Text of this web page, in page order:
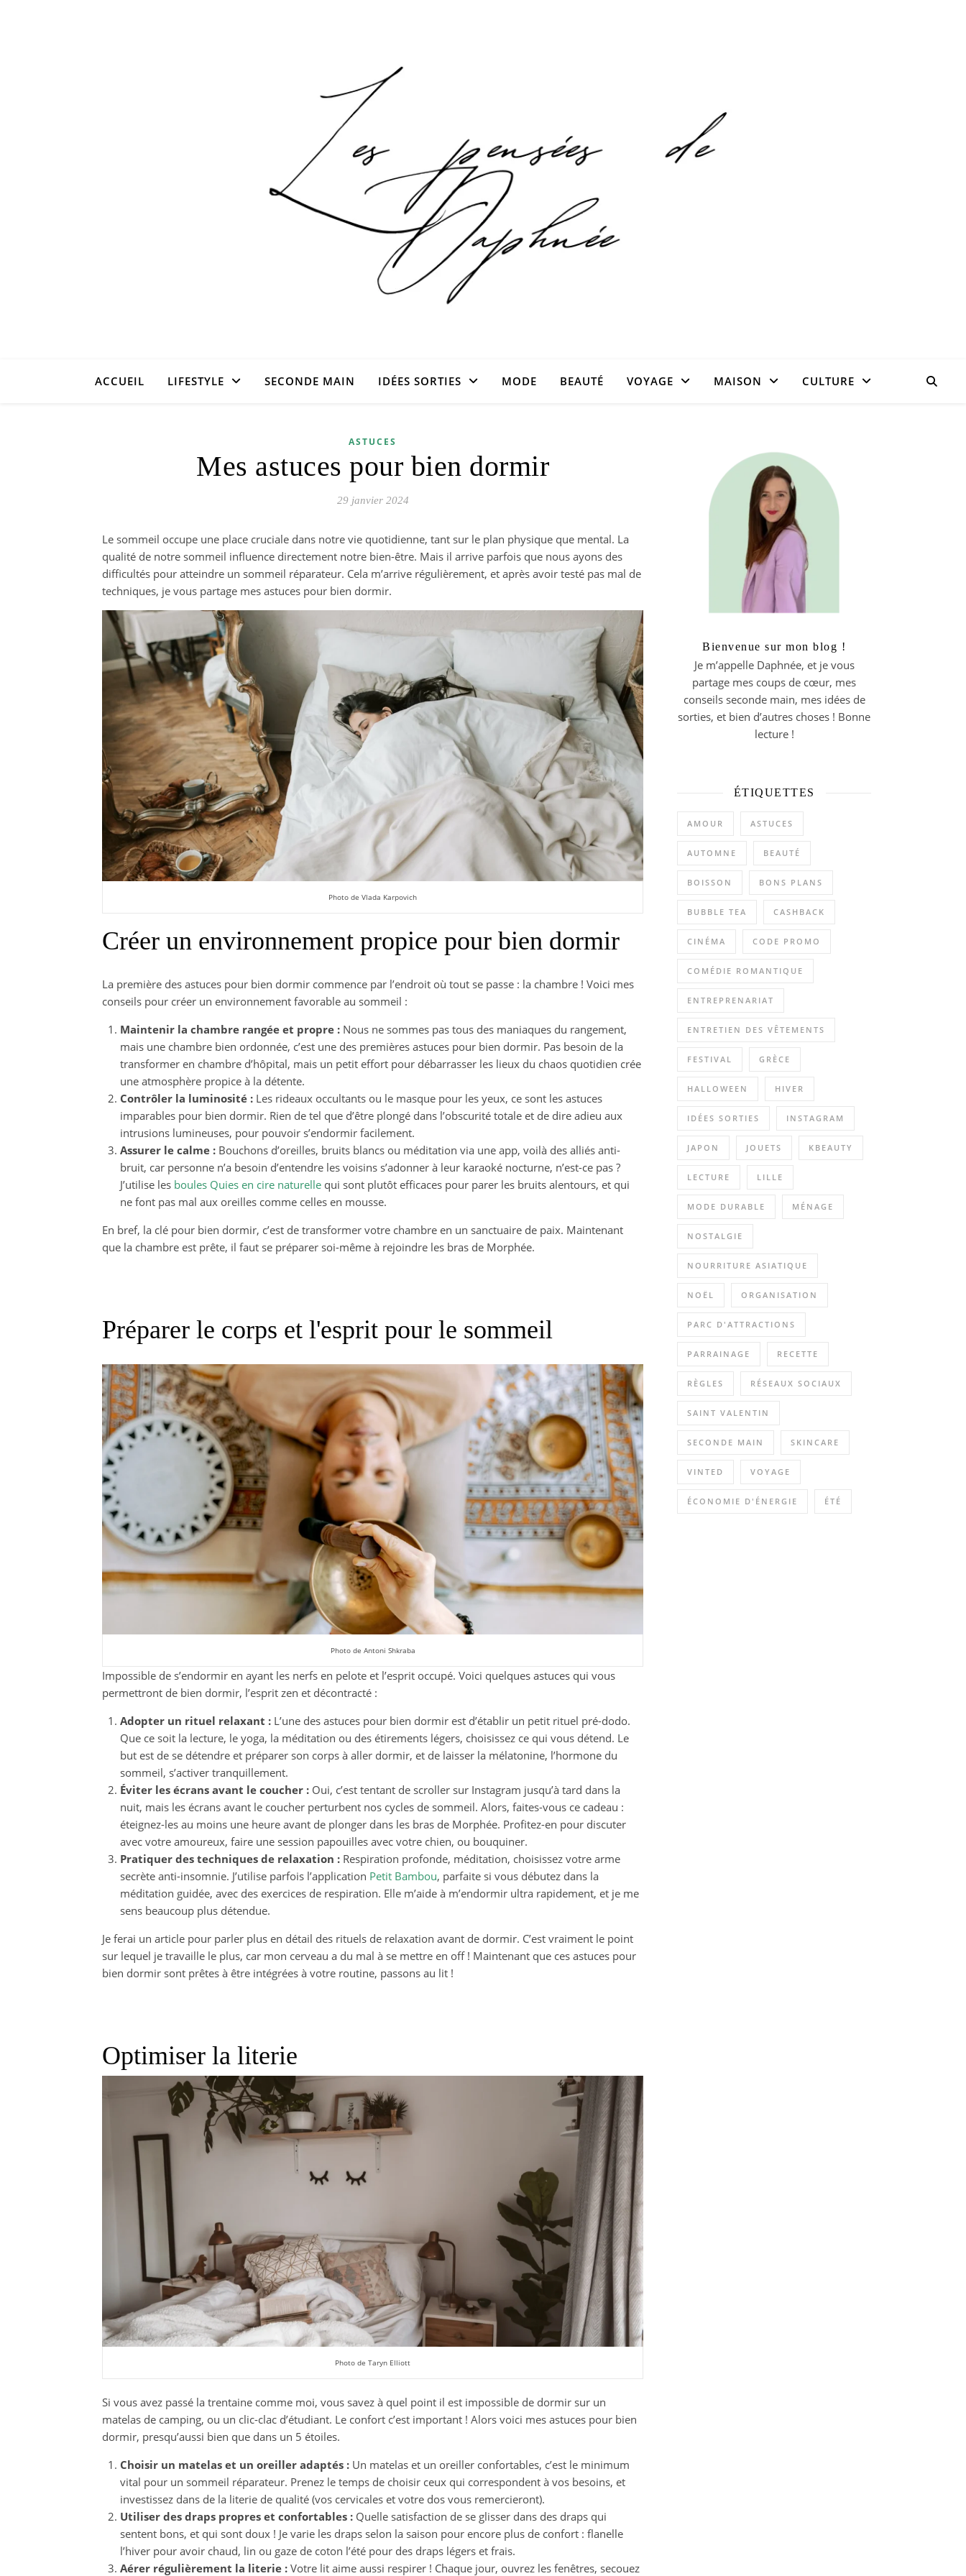
ACCUEIL LIFESTYLE SECONDE MAIN IDÉES SORTIES MODE BEAUTÉ VOYAGE MAISON CULTURE
ASTUCES
Mes astuces pour bien dormir
29 janvier 2024
Le sommeil occupe une place cruciale dans notre vie quotidienne, tant sur le plan physique que mental. La
qualité de notre sommeil influence directement notre bien-être. Mais il arrive parfois que nous ayons des
difficultés pour atteindre un sommeil réparateur. Cela m’arrive régulièrement, et après avoir testé pas mal de
techniques, je vous partage mes astuces pour bien dormir.
Photo de Vlada Karpovich
Créer un environnement propice pour bien dormir
La première des astuces pour bien dormir commence par l’endroit où tout se passe : la chambre ! Voici mes
conseils pour créer un environnement favorable au sommeil :
Maintenir la chambre rangée et propre : Nous ne sommes pas tous des maniaques du rangement,
mais une chambre bien ordonnée, c’est une des premières astuces pour bien dormir. Pas besoin de la
transformer en chambre d’hôpital, mais un petit effort pour débarrasser les lieux du chaos quotidien crée
une atmosphère propice à la détente.
Contrôler la luminosité : Les rideaux occultants ou le masque pour les yeux, ce sont les astuces
imparables pour bien dormir. Rien de tel que d’être plongé dans l’obscurité totale et de dire adieu aux
intrusions lumineuses, pour pouvoir s’endormir facilement.
Assurer le calme : Bouchons d’oreilles, bruits blancs ou méditation via une app, voilà des alliés anti-
bruit, car personne n’a besoin d’entendre les voisins s’adonner à leur karaoké nocturne, n’est-ce pas ?
J’utilise les boules Quies en cire naturelle qui sont plutôt efficaces pour parer les bruits alentours, et qui
ne font pas mal aux oreilles comme celles en mousse.
En bref, la clé pour bien dormir, c’est de transformer votre chambre en un sanctuaire de paix. Maintenant
que la chambre est prête, il faut se préparer soi-même à rejoindre les bras de Morphée.
Préparer le corps et l'esprit pour le sommeil
Photo de Antoni Shkraba
Impossible de s’endormir en ayant les nerfs en pelote et l’esprit occupé. Voici quelques astuces qui vous
permettront de bien dormir, l’esprit zen et décontracté :
Adopter un rituel relaxant : L’une des astuces pour bien dormir est d’établir un petit rituel pré-dodo.
Que ce soit la lecture, le yoga, la méditation ou des étirements légers, choisissez ce qui vous détend. Le
but est de se détendre et préparer son corps à aller dormir, et de laisser la mélatonine, l’hormone du
sommeil, s’activer tranquillement.
Éviter les écrans avant le coucher : Oui, c’est tentant de scroller sur Instagram jusqu’à tard dans la
nuit, mais les écrans avant le coucher perturbent nos cycles de sommeil. Alors, faites-vous ce cadeau :
éteignez-les au moins une heure avant de plonger dans les bras de Morphée. Profitez-en pour discuter
avec votre amoureux, faire une session papouilles avec votre chien, ou bouquiner.
Pratiquer des techniques de relaxation : Respiration profonde, méditation, choisissez votre arme
secrète anti-insomnie. J’utilise parfois l’application Petit Bambou, parfaite si vous débutez dans la
méditation guidée, avec des exercices de respiration. Elle m’aide à m’endormir ultra rapidement, et je me
sens beaucoup plus détendue.
Je ferai un article pour parler plus en détail des rituels de relaxation avant de dormir. C’est vraiment le point
sur lequel je travaille le plus, car mon cerveau a du mal à se mettre en off ! Maintenant que ces astuces pour
bien dormir sont prêtes à être intégrées à votre routine, passons au lit !
Optimiser la literie
Photo de Taryn Elliott
Si vous avez passé la trentaine comme moi, vous savez à quel point il est impossible de dormir sur un
matelas de camping, ou un clic-clac d’étudiant. Le confort c’est important ! Alors voici mes astuces pour bien
dormir, presqu’aussi bien que dans un 5 étoiles.
Choisir un matelas et un oreiller adaptés : Un matelas et un oreiller confortables, c’est le minimum
vital pour un sommeil réparateur. Prenez le temps de choisir ceux qui correspondent à vos besoins, et
investissez dans de la literie de qualité (vos cervicales et votre dos vous remercieront).
Utiliser des draps propres et confortables : Quelle satisfaction de se glisser dans des draps qui
sentent bons, et qui sont doux ! Je varie les draps selon la saison pour encore plus de confort : flanelle
l’hiver pour avoir chaud, lin ou gaze de coton l’été pour des draps légers et frais.
Aérer régulièrement la literie : Votre lit aime aussi respirer ! Chaque jour, ouvrez les fenêtres, secouez
Bienvenue sur mon blog !
Je m’appelle Daphnée, et je vous
partage mes coups de cœur, mes
conseils seconde main, mes idées de
sorties, et bien d’autres choses ! Bonne
lecture !
ÉTIQUETTES
AMOUR ASTUCES
AUTOMNE BEAUTÉ
BOISSON BONS PLANS
BUBBLE TEA CASHBACK
CINÉMA CODE PROMO
COMÉDIE ROMANTIQUE
ENTREPRENARIAT
ENTRETIEN DES VÊTEMENTS
FESTIVAL GRÈCE
HALLOWEEN HIVER
IDÉES SORTIES INSTAGRAM
JAPON JOUETS KBEAUTY
LECTURE LILLE
MODE DURABLE MÉNAGE
NOSTALGIE
NOURRITURE ASIATIQUE
NOËL ORGANISATION
PARC D'ATTRACTIONS
PARRAINAGE RECETTE
RÈGLES RÉSEAUX SOCIAUX
SAINT VALENTIN
SECONDE MAIN SKINCARE
VINTED VOYAGE
ÉCONOMIE D'ÉNERGIE ÉTÉ